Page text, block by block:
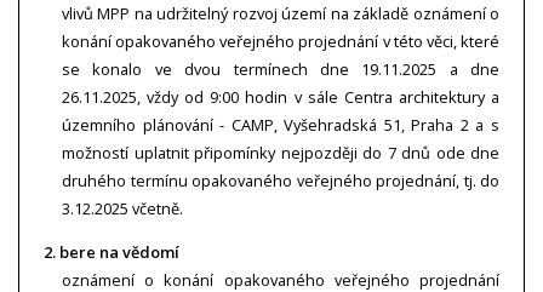
vlivů MPP na udržitelný rozvoj území na základě oznámení o
konání opakovaného veřejného projednání v této věci, které
se konalo ve dvou termínech dne 19.11.2025 a dne
26.11.2025, vždy od 9:00 hodin v sále Centra architektury a
územního plánování - CAMP, Vyšehradská 51, Praha 2 a s
možností uplatnit připomínky nejpozději do 7 dnů ode dne
druhého termínu opakovaného veřejného projednání, tj. do
3.12.2025 včetně.
2. bere na vědomí
oznámení o konání opakovaného veřejného projednání